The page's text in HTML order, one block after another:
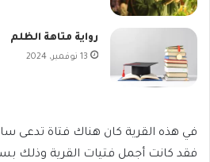
رواية متاهة الظلم
13 نوفمبر، 2024
في هذه القرية كان هناك فتاة تدعى
فقد كانت أجمل فتيات القرية وذلك